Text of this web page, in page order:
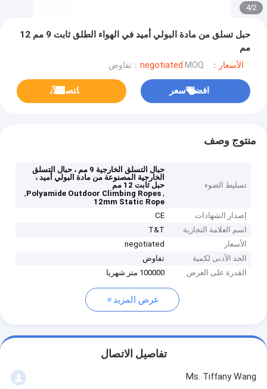
2
/
4
حبل تسلق من مادة البولي أميد في الهواء الطلق ثابت 9 مم 12
مم
الأسعار：negotiated MOQ：تفاوض
افضل سعر ﺎﺘﺼﻟ ﺍﻶﻧ
منتوج وصف
تسليط الضوء
حبال التسلق الخارجية 9 مم ، حبال التسلق
الخارجية المصنوعة من مادة البولي أميد ،
حبل ثابت 12 مم
,
Polyamide Outdoor Climbing Ropes
,
12mm Static Rope
إصدار الشهادات
CE
اسم العلامة التجارية
T&T
الأسعار
negotiated
الحد الأدنى لكمية
تفاوض
القدرة على العرض
100000 متر شهريا
عرض المزيد
تفاصيل الاتصال
Ms. Tiffany Wang